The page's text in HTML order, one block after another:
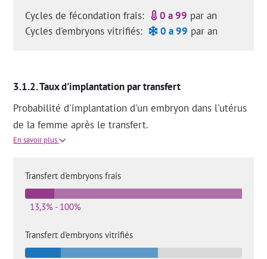
Cycles de fécondation frais: 0 a 99 par an
Cycles d'embryons vitrifiés:
0 a 99 par an
Taux d'implantation par transfert
Probabilité d'implantation d'un embryon dans l'utérus
de la femme après le transfert.
En savoir plus
Transfert d'embryons frais
13,3% - 100%
Transfert d'embryons vitrifiés